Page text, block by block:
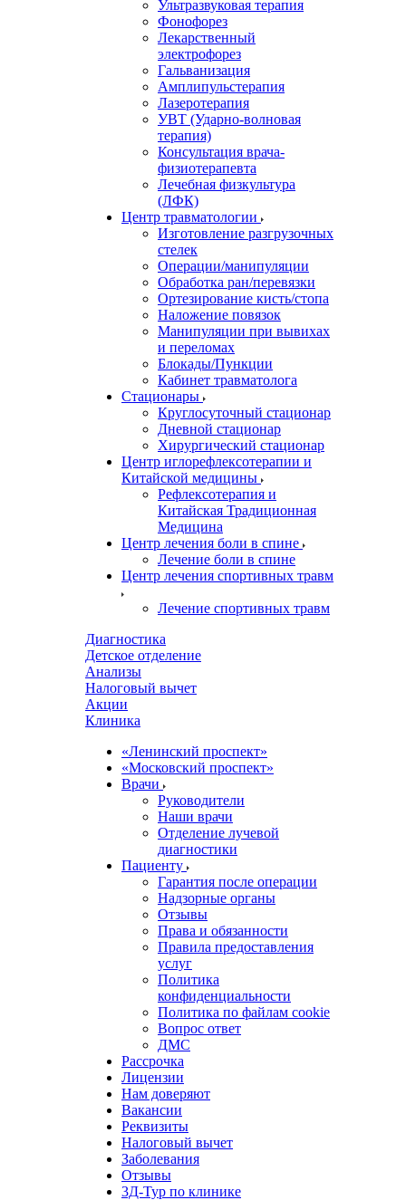
Ультразвуковая терапия
Фонофорез
Лекарственный
электрофорез
Гальванизация
Амплипульстерапия
Лазеротерапия
УВТ (Ударно-волновая
терапия)
Консультация врача-
физиотерапевта
Лечебная физкультура
(ЛФК)
Центр травматологии
Изготовление разгрузочных
стелек
Операции/манипуляции
Обработка ран/перевязки
Ортезирование кисть/стопа
Наложение повязок
Манипуляции при вывихах
и переломах
Блокады/Пункции
Кабинет травматолога
Стационары
Круглосуточный стационар
Дневной стационар
Хирургический стационар
Центр иглорефлексотерапии и
Китайской медицины
Рефлексотерапия и
Китайская Традиционная
Медицина
Центр лечения боли в спине
Лечение боли в спине
Центр лечения спортивных травм
Лечение спортивных травм
Диагностика
Детское отделение
Анализы
Налоговый вычет
Акции
Клиника
«Ленинский проспект»
«Московский проспект»
Врачи
Руководители
Наши врачи
Отделение лучевой
диагностики
Пациенту
Гарантия после операции
Надзорные органы
Отзывы
Права и обязанности
Правила предоставления
услуг
Политика
конфиденциальности
Политика по файлам cookie
Вопрос ответ
ДМС
Рассрочка
Лицензии
Нам доверяют
Вакансии
Реквизиты
Налоговый вычет
Заболевания
Отзывы
3Д-Тур по клинике